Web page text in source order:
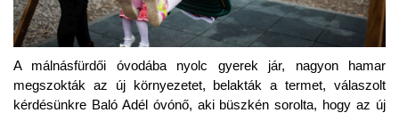
A málnásfürdői óvodába nyolc gyerek jár, nagyon hamar
megszokták az új környezetet, belakták a termet, válaszolt
kérdésünkre Baló Adél óvónő, aki büszkén sorolta, hogy az új